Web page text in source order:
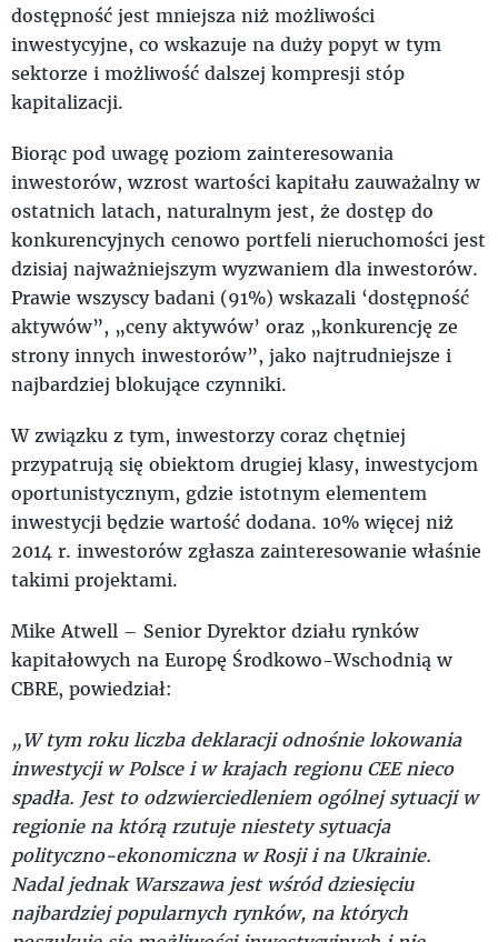
dostępność jest mniejsza niż możliwości
inwestycyjne, co wskazuje na duży popyt w tym
sektorze i możliwość dalszej kompresji stóp
kapitalizacji.
Biorąc pod uwagę poziom zainteresowania
inwestorów, wzrost wartości kapitału zauważalny w
ostatnich latach, naturalnym jest, że dostęp do
konkurencyjnych cenowo portfeli nieruchomości jest
dzisiaj najważniejszym wyzwaniem dla inwestorów.
Prawie wszyscy badani (91%) wskazali ‘dostępność
aktywów”, „ceny aktywów’ oraz „konkurencję ze
strony innych inwestorów”, jako najtrudniejsze i
najbardziej blokujące czynniki.
W związku z tym, inwestorzy coraz chętniej
przypatrują się obiektom drugiej klasy, inwestycjom
oportunistycznym, gdzie istotnym elementem
inwestycji będzie wartość dodana. 10% więcej niż
2014 r. inwestorów zgłasza zainteresowanie właśnie
takimi projektami.
Mike Atwell – Senior Dyrektor działu rynków
kapitałowych na Europę Środkowo-Wschodnią w
CBRE, powiedział:
„W tym roku liczba deklaracji odnośnie lokowania
inwestycji w Polsce i w krajach regionu CEE nieco
spadła. Jest to odzwierciedleniem ogólnej sytuacji w
regionie na którą rzutuje niestety sytuacja
polityczno-ekonomiczna w Rosji i na Ukrainie.
Nadal jednak Warszawa jest wśród dziesięciu
najbardziej popularnych rynków, na których